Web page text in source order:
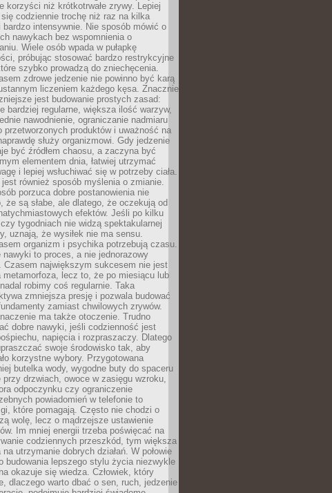
korzyści niż krótkotrwałe zrywy. Lepiej
codziennie trochę niż raz na kilka
bardzo intensywnie. Nie sposób mówić o
nawykach bez wspomnienia o
Wiele osób wpada w pułapkę
próbując stosować bardzo restrykcyjne
szybko prowadzą do zniechęcenia.
zdrowe jedzenie nie powinno być karą
liczeniem każdego kęsa. Znacznie
jest budowanie prostych zasad:
bardziej regularne, większa ilość warzyw,
nawodnienie, ograniczanie nadmiaru
przetworzonych produktów i uważność na
służy organizmowi. Gdy jedzenie
być źródłem chaosu, a zaczyna być
elementem dnia, łatwiej utrzymać
i lepiej wsłuchiwać się w potrzeby ciała.
jest również sposób myślenia o zmianie.
porzuca dobre postanowienia nie
że są słabe, ale dlatego, że oczekują od
efektów. Jeśli po kilku
tygodniach nie widzą spektakularnej
uznają, że wysiłek nie ma sensu.
organizm i psychika potrzebują czasu.
nawyki to proces, a nie jednorazowy
Czasem największym sukcesem nie jest
metamorfoza, lecz to, że po miesiącu lub
robimy coś regularnie. Taka
zmniejsza presję i pozwala budować
zamiast chwilowych zrywów.
ma także otoczenie. Trudno
dobre nawyki, jeśli codzienność jest
napięcia i rozpraszaczy. Dlatego
swoje środowisko tak, aby
korzystne wybory. Przygotowana
butelka wody, wygodne buty do spaceru
przy drzwiach, owoce w zasięgu wzroku,
odpoczynku czy ograniczenie
powiadomień w telefonie to
które pomagają. Często nie chodzi o
wolę, lecz o mądrzejsze ustawienie
Im mniej energii trzeba poświęcać na
codziennych przeszkód, tym większa
utrzymanie dobrych działań. W połowie
budowania lepszego stylu życia niezwykle
okazuje się wiedza. Człowiek, który
dlaczego warto dbać o sen, ruch, jedzenie